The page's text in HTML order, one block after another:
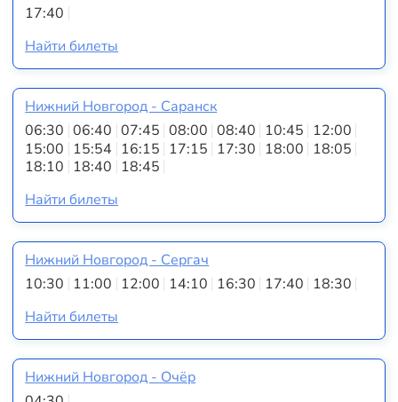
17:40
Найти билеты
Нижний Новгород - Саранск
06:30 06:40 07:45 08:00 08:40 10:45 12:00
15:00 15:54 16:15 17:15 17:30 18:00 18:05
18:10 18:40 18:45
Найти билеты
Нижний Новгород - Сергач
10:30 11:00 12:00 14:10 16:30 17:40 18:30
Найти билеты
Нижний Новгород - Очёр